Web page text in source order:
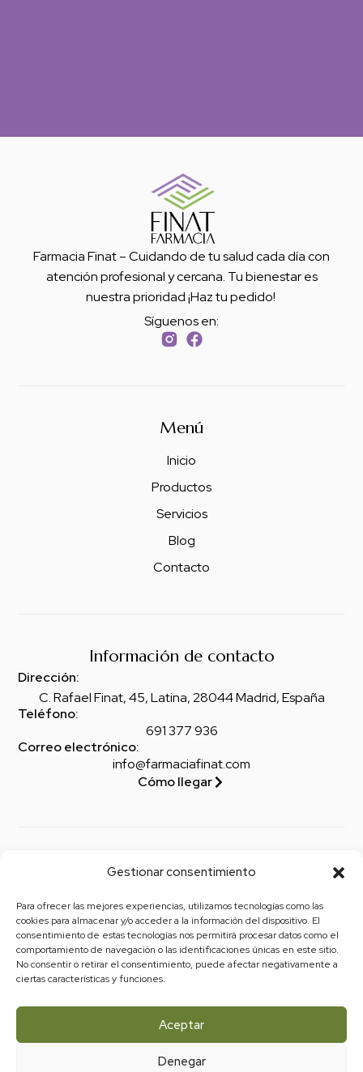
Gestionar consentimiento
Para ofrecer las mejores experiencias, utilizamos tecnologías como las
cookies para almacenar y/o acceder a la información del dispositivo. El
consentimiento de estas tecnologías nos permitirá procesar datos como el
comportamiento de navegación o las identificaciones únicas en este sitio.
No consentir o retirar el consentimiento, puede afectar negativamente a
ciertas características y funciones.
Aceptar
Denegar
Farmacia Finat – Cuidando de tu salud cada día con
atención profesional y cercana. Tu bienestar es
nuestra prioridad ¡Haz tu pedido!
Síguenos en:
Menú
Inicio
Productos
Servicios
Blog
Contacto
Información de contacto
Dirección:
C. Rafael Finat, 45, Latina, 28044 Madrid, España
Teléfono:
691 377 936
Correo electrónico:
info@farmaciafinat.com
Cómo llegar
Política de privacidad
Política de cookies (UE)
Política de envíos y devoluciones
Accesibilidad